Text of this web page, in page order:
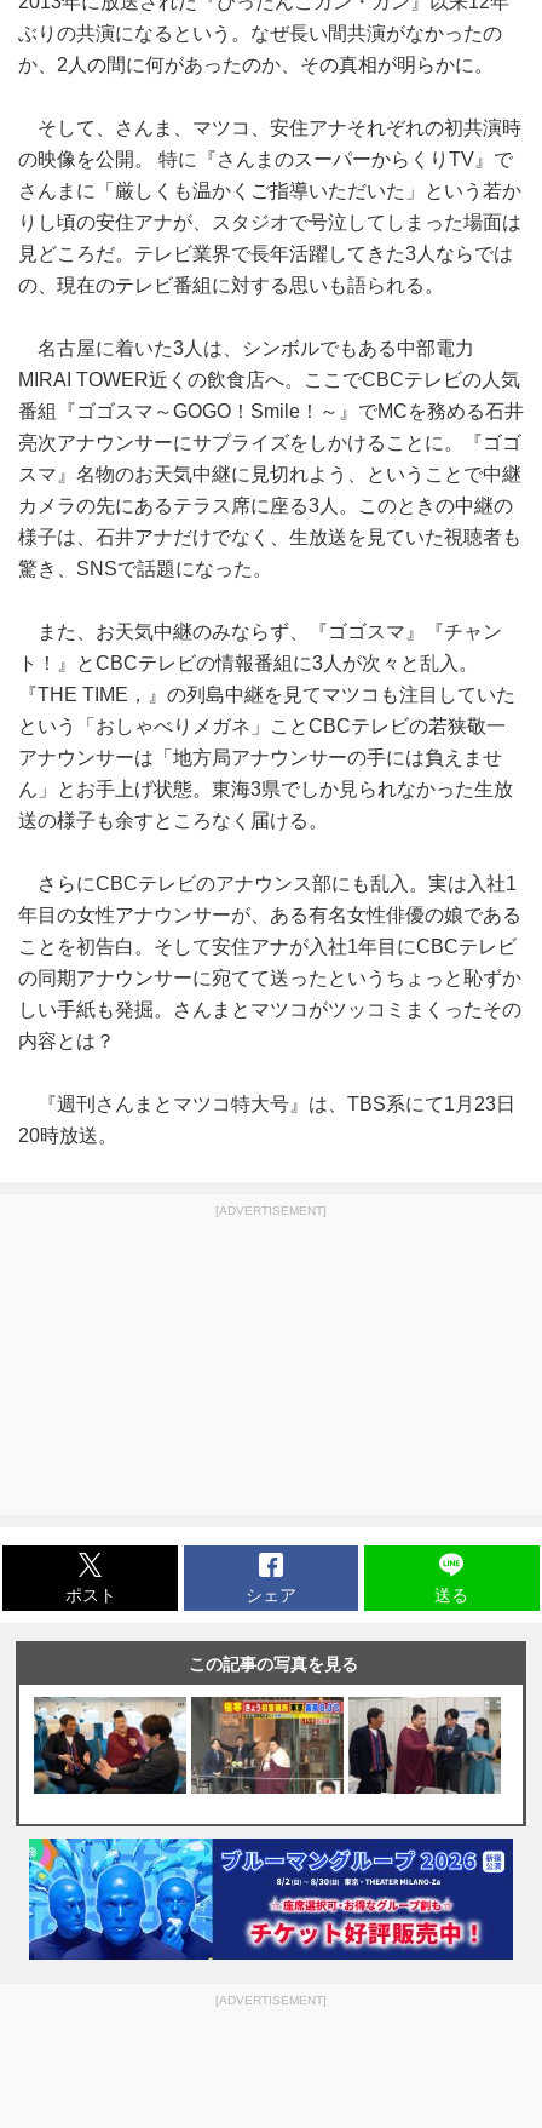
ぶりの共演になるという。なぜ長い間共演がなかったの
か、2人の間に何があったのか、その真相が明らかに。
そして、さんま、マツコ、安住アナそれぞれの初共演時
の映像を公開。 特に『さんまのスーパーからくりTV』で
さんまに「厳しくも温かくご指導いただいた」という若か
りし頃の安住アナが、スタジオで号泣してしまった場面は
見どころだ。テレビ業界で長年活躍してきた3人ならでは
の、現在のテレビ番組に対する思いも語られる。
名古屋に着いた3人は、シンボルでもある中部電力
MIRAI TOWER近くの飲食店へ。ここでCBCテレビの人気
番組『ゴゴスマ～GOGO！Smile！～』でMCを務める石井
亮次アナウンサーにサプライズをしかけることに。『ゴゴ
スマ』名物のお天気中継に見切れよう、ということで中継
カメラの先にあるテラス席に座る3人。このときの中継の
様子は、石井アナだけでなく、生放送を見ていた視聴者も
驚き、SNSで話題になった。
また、お天気中継のみならず、『ゴゴスマ』『チャン
ト！』とCBCテレビの情報番組に3人が次々と乱入。
『THE TIME，』の列島中継を見てマツコも注目していた
という「おしゃべりメガネ」ことCBCテレビの若狭敬一
アナウンサーは「地方局アナウンサーの手には負えませ
ん」とお手上げ状態。東海3県でしか見られなかった生放
送の様子も余すところなく届ける。
さらにCBCテレビのアナウンス部にも乱入。実は入社1
年目の女性アナウンサーが、ある有名女性俳優の娘である
ことを初告白。そして安住アナが入社1年目にCBCテレビ
の同期アナウンサーに宛てて送ったというちょっと恥ずか
しい手紙も発掘。さんまとマツコがツッコミまくったその
内容とは？
『週刊さんまとマツコ特大号』は、TBS系にて1月23日
20時放送。
[ADVERTISEMENT]
ポスト シェア 送る
この記事の写真を見る
[ADVERTISEMENT]